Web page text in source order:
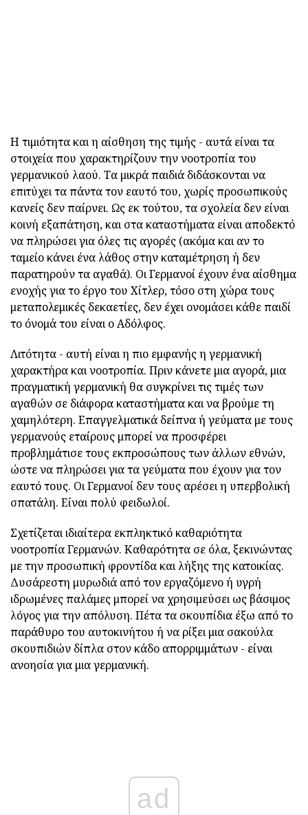
Η τιμιότητα και η αίσθηση της τιμής - αυτά είναι τα
στοιχεία που χαρακτηρίζουν την νοοτροπία του
γερμανικού λαού. Τα μικρά παιδιά διδάσκονται να
επιτύχει τα πάντα τον εαυτό του, χωρίς προσωπικούς
κανείς δεν παίρνει. Ως εκ τούτου, τα σχολεία δεν είναι
κοινή εξαπάτηση, και στα καταστήματα είναι αποδεκτό
να πληρώσει για όλες τις αγορές (ακόμα και αν το
ταμείο κάνει ένα λάθος στην καταμέτρηση ή δεν
παρατηρούν τα αγαθά). Οι Γερμανοί έχουν ένα αίσθημα
ενοχής για το έργο του Χίτλερ, τόσο στη χώρα τους
μεταπολεμικές δεκαετίες, δεν έχει ονομάσει κάθε παιδί
το όνομά του είναι ο Αδόλφος.
Λιτότητα - αυτή είναι η πιο εμφανής η γερμανική
χαρακτήρα και νοοτροπία. Πριν κάνετε μια αγορά, μια
πραγματική γερμανική θα συγκρίνει τις τιμές των
αγαθών σε διάφορα καταστήματα και να βρούμε τη
χαμηλότερη. Επαγγελματικά δείπνα ή γεύματα με τους
γερμανούς εταίρους μπορεί να προσφέρει
προβλημάτισε τους εκπροσώπους των άλλων εθνών,
ώστε να πληρώσει για τα γεύματα που έχουν για τον
εαυτό τους. Οι Γερμανοί δεν τους αρέσει η υπερβολική
σπατάλη. Είναι πολύ φειδωλοί.
Σχετίζεται ιδιαίτερα εκπληκτικό καθαριότητα
νοοτροπία Γερμανών. Καθαρότητα σε όλα, ξεκινώντας
με την προσωπική φροντίδα και λήξης της κατοικίας.
Δυσάρεστη μυρωδιά από τον εργαζόμενο ή υγρή
ιδρωμένες παλάμες μπορεί να χρησιμεύσει ως βάσιμος
λόγος για την απόλυση. Πέτα τα σκουπίδια έξω από το
παράθυρο του αυτοκινήτου ή να ρίξει μια σακούλα
σκουπιδιών δίπλα στον κάδο απορριμμάτων - είναι
ανοησία για μια γερμανική.
ad